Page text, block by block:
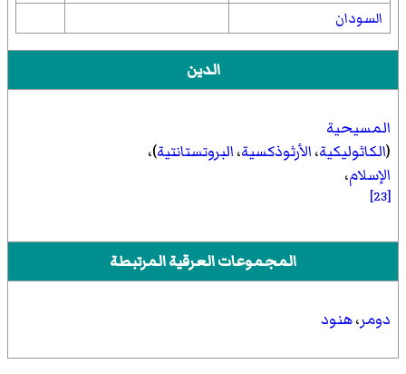
السودان
الدين
المسيحية
(الكاثوليكية،الأرثوذكسية،البروتستانتية)،
الإسلام،
[23]
المجموعات العرقية المرتبطة
دومر،هنود